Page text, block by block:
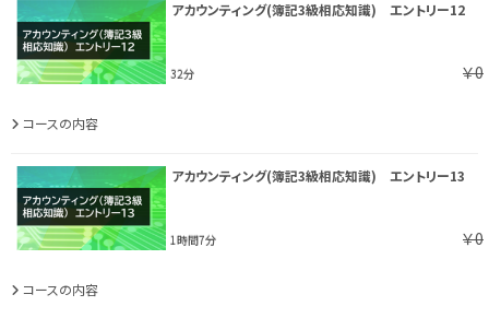
アカウンティング(簿記3級相応知識) エントリー12
32分 ￥0
コースの内容
アカウンティング(簿記3級相応知識) エントリー13
1時間7分 ￥0
コースの内容